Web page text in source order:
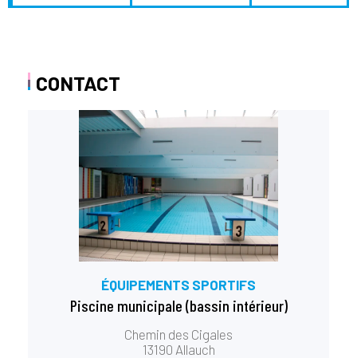
CONTACT
ÉQUIPEMENTS SPORTIFS
Piscine municipale (bassin intérieur)
Chemin des Cigales
13190 Allauch